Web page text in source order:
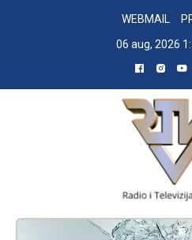
WEBMAIL
06 aug, 2026
RADIO